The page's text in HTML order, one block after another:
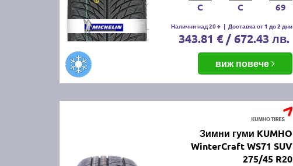
C C 69
Налични над 20 + | Доставка от 1 до 2 дни
343.81 € / 672.43 лв.
виж повече
Зимни гуми KUMHO
WinterCraft WS71 SUV
275/45 R20